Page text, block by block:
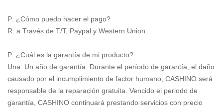
P: ¿Cómo puedo hacer el pago?
R: a Través de T/T, Paypal y Western Union.
P: ¿Cuál es la garantía de mi producto?
Una: Un año de garantía. Durante el período de garantía, el daño
causado por el incumplimiento de factor humano, CASHINO será
responsable de la reparación gratuita. Vencido el periodo de
garantía, CASHINO continuará prestando servicios con precio